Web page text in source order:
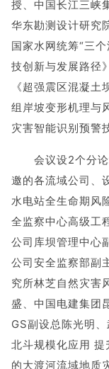
授、‌中国长江三峡
华东勘测设计研究
国家水网统筹“三
技创新与发展路径
《超强震区混凝
组岸坡变形机理与
灾害智能识别预警
会议设2个分
邀的各流域公司、
水电站全生命期风
全监察中心高级工
公司库坝管理中心
公司安全监察部副
究所林芝自然灾害
盛、中国电建集团
GS副设总陈光明
北斗规模化应用
的大渡河流域地质